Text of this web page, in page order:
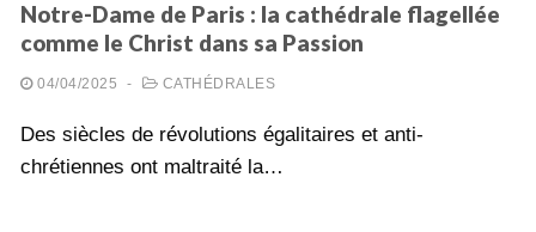
Notre-Dame de Paris : la cathédrale flagellée
comme le Christ dans sa Passion
04/04/2025 - CATHÉDRALES
Des siècles de révolutions égalitaires et anti-
chrétiennes ont maltraité la…